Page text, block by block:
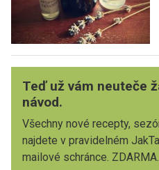
Teď už vám neuteče
návod.
Všechny nové recepty,
najdete v pravidelném
mailové schránce. ZDARMA.